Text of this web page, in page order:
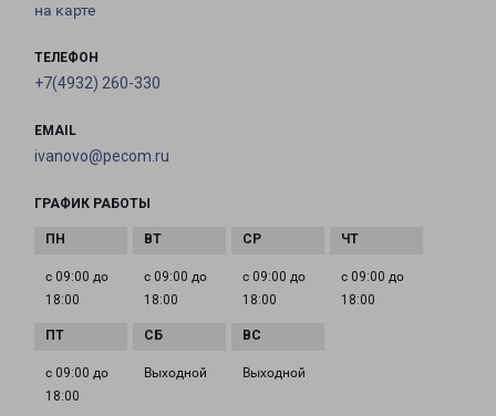
на карте
ТЕЛЕФОН
+7(4932) 260-330
EMAIL
ivanovo@pecom.ru
ГРАФИК РАБОТЫ
с 09:00 до
18:00
с 09:00 до
18:00
с 09:00 до
18:00
с 09:00 до
18:00
с 09:00 до
18:00
Выходной Выходной